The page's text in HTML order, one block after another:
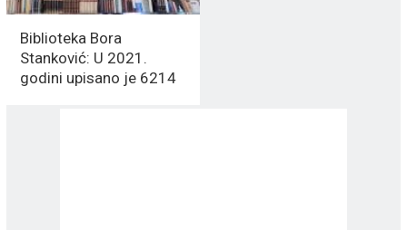
Biblioteka Bora
Stanković: U 2021.
godini upisano je 6214